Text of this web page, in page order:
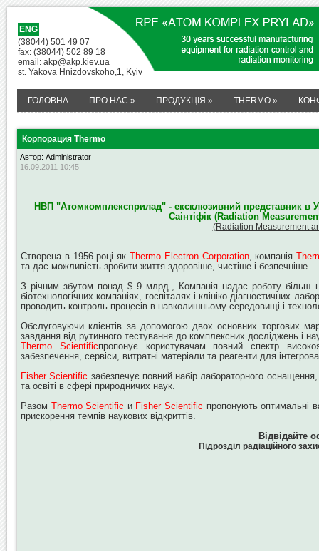
ENG
(38044) 501 49 07
fax: (38044) 502 89 18
email: akp@akp.kiev.ua
st. Yakova Hnizdovskoho,1, Kyiv
ГОЛОВНА ПРО НАС » ПРОДУКЦІЯ » THERMO »
Корпорация Thermo
Автор: Administrator
16.09.2011 10:45
НВП "Атомкомплексприлад" - ексклюзивний представник в
Саінтіфік (Radiation
(Radiation Measurement
Створена в 1956 році як Thermo Electron Corporation, компанія
та дає можливість зробити життя здоровіше, чистіше і безпечніше.
З річним збутом понад $ 9 млрд., Компанія надає роботу більш
біотехнологічних компаніях, госпіталях і клініко-діагностичних
проводить контроль процесів в навколишньому середовищі і
Обслуговуючи клієнтів за допомогою двох основних торгових
завдання від рутинного тестування до комплексних досліджень і
Thermo Scientificпропонує користувачам повний спектр
забезпечення, сервіси, витратні матеріали та реагенти для
Fisher Scientific забезпечує повний набір лабораторного
та освіті в сфері природничих наук.
Разом Thermo Scientific и Fisher Scientific пропонують оптимальні
прискорення темпів наукових відкриттів.
Відвідайте
Підрозділ радіаційного